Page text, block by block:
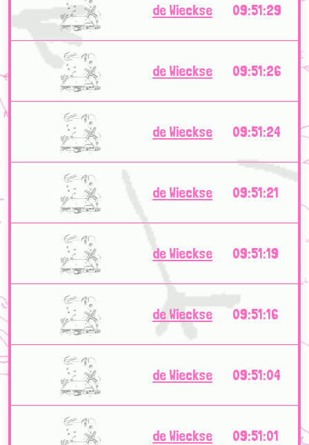
de Wieckse 09:51:29
de Wieckse 09:51:26
de Wieckse 09:51:24
de Wieckse 09:51:21
de Wieckse 09:51:19
de Wieckse 09:51:16
de Wieckse 09:51:04
de Wieckse 09:51:01